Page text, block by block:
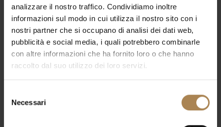
analizzare il nostro traffico. Condividiamo inoltre
informazioni sul modo in cui utilizza il nostro sito con i
nostri partner che si occupano di analisi dei dati web,
pubblicità e social media, i quali potrebbero combinarle
con altre informazioni che ha fornito loro o che hanno
raccolto dal suo utilizzo dei loro servizi.
delNecessari